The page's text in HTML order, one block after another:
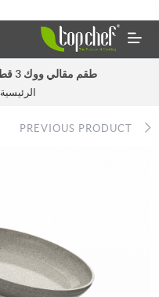
طقم مقالي ووك 3 قطع (20 و 24 سم + وك 28 سم)
الرئيسية